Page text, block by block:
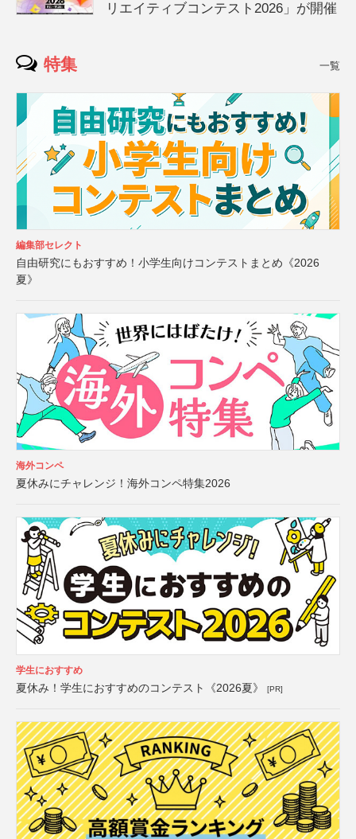
リエイティブコンテスト2026」が開催
特集 一覧
編集部セレクト
自由研究にもおすすめ！小学生向けコンテストまとめ《2026
夏》
海外コンペ
夏休みにチャレンジ！海外コンペ特集2026
学生におすすめ
夏休み！学生におすすめのコンテスト《2026夏》 [PR]